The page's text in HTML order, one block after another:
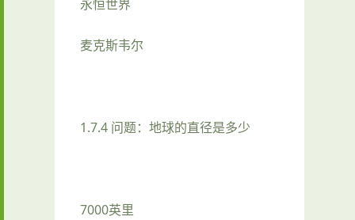
永恒世界
麦克斯韦尔
1.7.4 问题：地球的直径是多少
7000英里